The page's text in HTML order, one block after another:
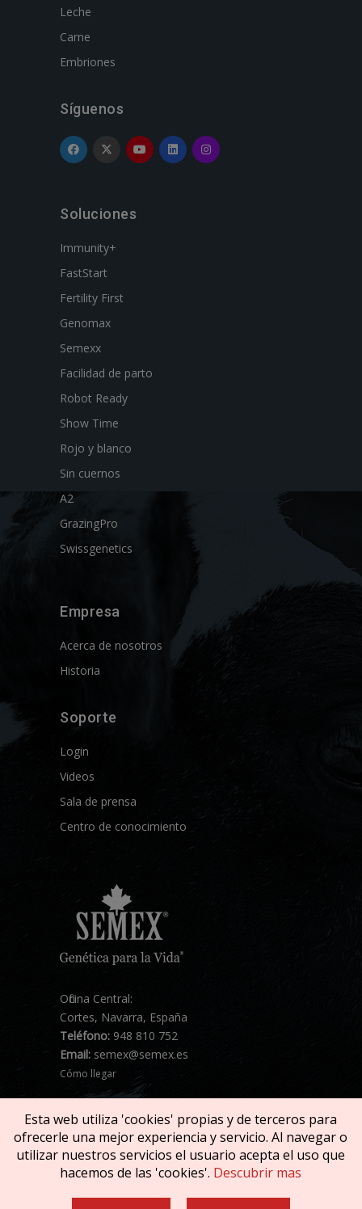
Leche
Carne
Embriones
Síguenos
Soluciones
Immunity+
FastStart
Fertility First
Genomax
Semexx
Facilidad de parto
Robot Ready
Show Time
Rojo y blanco
Sin cuernos
A2
GrazingPro
Swissgenetics
Empresa
Acerca de nosotros
Historia
Soporte
Login
Videos
Sala de prensa
Centro de conocimiento
Oficina Central:
Cortes, Navarra, España
Teléfono: 948 810 752
Email: semex@semex.es
Cómo llegar
Copyright © 2026 SEMEX. Todos los derechos
Esta web utiliza 'cookies' propias y de terceros para
ofrecerle una mejor experiencia y servicio. Al navegar o
utilizar nuestros servicios el usuario acepta el uso que
hacemos de las 'cookies'. Descubrir mas